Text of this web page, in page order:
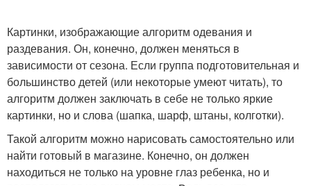
Картинки, изображающие алгоритм одевания и
раздевания. Он, конечно, должен меняться в
зависимости от сезона. Если группа подготовительная и
большинство детей (или некоторые умеют читать), то
алгоритм должен заключать в себе не только яркие
картинки, но и слова (шапка, шарф, штаны, колготки).
Такой алгоритм можно нарисовать самостоятельно или
найти готовый в магазине. Конечно, он должен
находиться не только на уровне глаз ребенка, но и